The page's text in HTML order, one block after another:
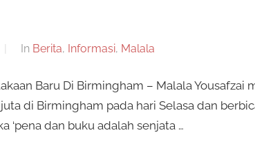
In Berita, Informasi, Malala
Baru Di Birmingham – Malala Yousafzai
di Birmingham pada hari Selasa dan
‘pena dan buku adalah senjata …